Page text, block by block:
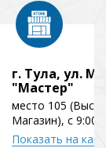
г. Тула, ул.
"Мастер"
место 105
Магазин), с 9:00
Показать на